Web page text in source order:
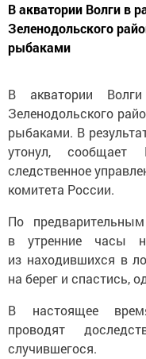
В акватории Волги в
Зеленодольского
рыбаками
В акватории
Зеленодольского
рыбаками. В
утонул, сообщает
следственное
комитета России.
По
в утренние часы
из находившихся в
на берег и спастись,
В настоящее
проводят
случившегося.